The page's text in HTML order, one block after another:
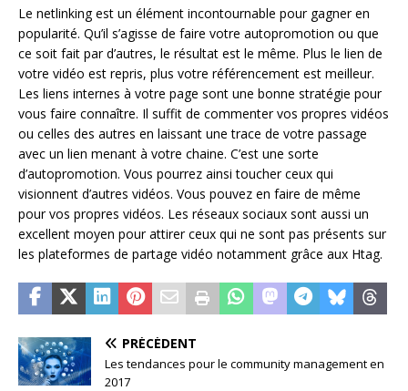
Le netlinking est un élément incontournable pour gagner en
popularité. Qu’il s’agisse de faire votre autopromotion ou que
ce soit fait par d’autres, le résultat est le même. Plus le lien de
votre vidéo est repris, plus votre référencement est meilleur.
Les liens internes à votre page sont une bonne stratégie pour
vous faire connaître. Il suffit de commenter vos propres vidéos
ou celles des autres en laissant une trace de votre passage
avec un lien menant à votre chaine. C’est une sorte
d’autopromotion. Vous pourrez ainsi toucher ceux qui
visionnent d’autres vidéos. Vous pouvez en faire de même
pour vos propres vidéos. Les réseaux sociaux sont aussi un
excellent moyen pour attirer ceux qui ne sont pas présents sur
les plateformes de partage vidéo notamment grâce aux Htag.
PRÉCÉDENT
Les tendances pour le community management en
2017